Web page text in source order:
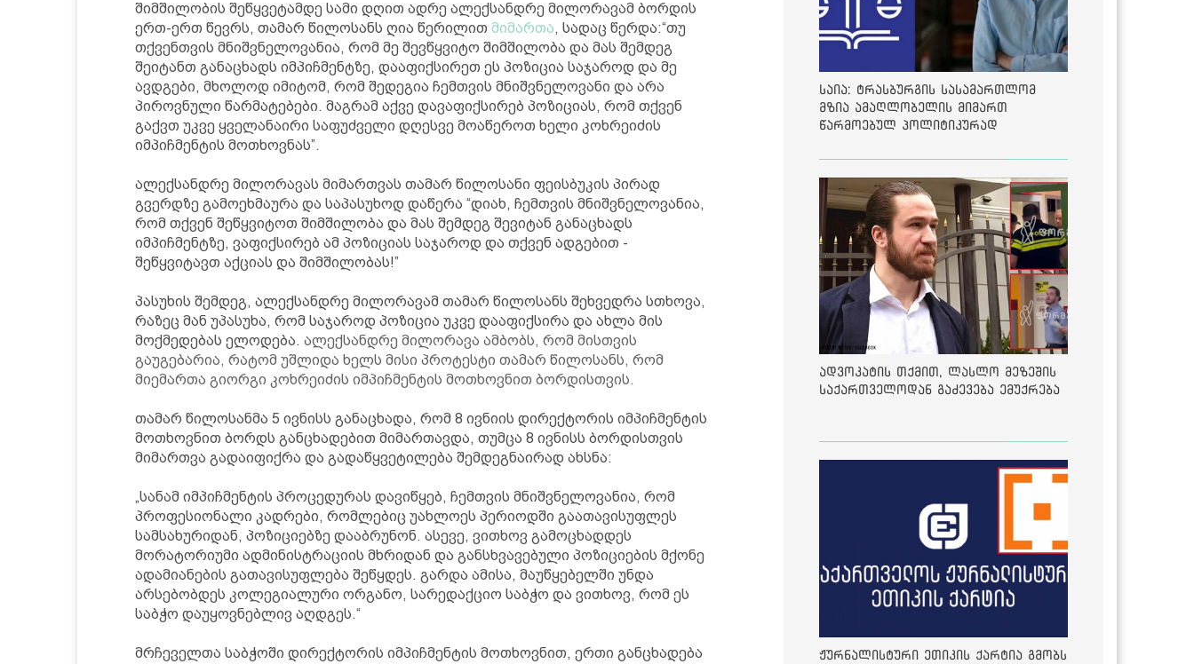
შიმშილობის შეწყვეტამდე სამი დღით ადრე ალექსანდრე მილორავამ ბორდის
ერთ-ერთ წევრს, თამარ წილოსანს ღია წერილით მიმართა, სადაც წერდა:“თუ
თქვენთვის მნიშვნელოვანია, რომ მე შევწყვიტო შიმშილობა და მას შემდეგ
შეიტანთ განაცხადს იმპიჩმენტზე, დააფიქსირეთ ეს პოზიცია საჯაროდ და მე
ავდგები, მხოლოდ იმიტომ, რომ შედეგია ჩემთვის მნიშვნელოვანი და არა
პიროვნული წარმატებები. მაგრამ აქვე დავაფიქსირებ პოზიციას, რომ თქვენ
გაქვთ უკვე ყველანაირი საფუძველი დღესვე მოაწეროთ ხელი კოხრეიძის
იმპიჩმენტის მოთხოვნას”.
ალექსანდრე მილორავას მიმართვას თამარ წილოსანი ფეისბუკის პირად
გვერდზე გამოეხმაურა და საპასუხოდ დაწერა “დიახ, ჩემთვის მნიშვნელოვანია,
რომ თქვენ შეწყვიტოთ შიმშილობა და მას შემდეგ შევიტან განაცხადს
იმპიჩმენტზე, ვაფიქსირებ ამ პოზიციას საჯაროდ და თქვენ ადგებით -
შეწყვიტავთ აქციას და შიმშილობას!”
პასუხის შემდეგ, ალექსანდრე მილორავამ თამარ წილოსანს შეხვედრა სთხოვა,
რაზეც მან უპასუხა, რომ საჯაროდ პოზიცია უკვე დააფიქსირა და ახლა მის
მოქმედებას ელოდება. ალექსანდრე მილორავა ამბობს, რომ მისთვის
გაუგებარია, რატომ უშლიდა ხელს მისი პროტესტი თამარ წილოსანს, რომ
მიემართა გიორგი კოხრეიძის იმპიჩმენტის მოთხოვნით ბორდისთვის.
თამარ წილოსანმა 5 ივნისს განაცხადა, რომ 8 ივნიის დირექტორის იმპიჩმენტის
მოთხოვნით ბორდს განცხადებით მიმართავდა, თუმცა 8 ივნისს ბორდისთვის
მიმართვა გადაიფიქრა და გადაწყვეტილება შემდეგნაირად ახსნა:
„სანამ იმპიჩმენტის პროცედურას დავიწყებ, ჩემთვის მნიშვნელოვანია, რომ
პროფესიონალი კადრები, რომლებიც უახლოეს პერიოდში გაათავისუფლეს
სამსახურიდან, პოზიციებზე დააბრუნონ. ასევე, ვითხოვ გამოცხადდეს
მორატორიუმი ადმინისტრაციის მხრიდან და განსხვავებული პოზიციების მქონე
ადამიანების გათავისუფლება შეწყდეს. გარდა ამისა, მაუწყებელში უნდა
არსებობდეს კოლეგიალური ორგანო, სარედაქციო საბჭო და ვითხოვ, რომ ეს
საბჭო დაუყოვნებლივ აღდგეს.“
მრჩეველთა საბჭოში დირექტორის იმპიჩმენტის მოთხოვნით, ერთი განცხადება
საია: ტრასბურგის სასამართლომ
მზია ამაღლობელის მიმართ
წარმოებულ პოლიტიკურად
მეოთხე საჩივარი დაარეგისტრირა
ადვოკატის თქმით, ლასლო მეზეშის
საქართველოდან გაძევება ემუქრება
ჟურნალისტური ეთიკის ქარტია გმობს